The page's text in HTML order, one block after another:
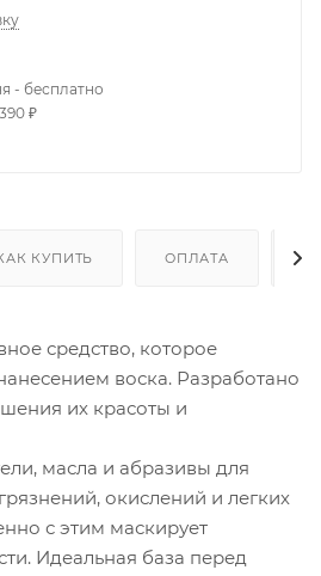
- бесплатно
₽
КУПИТЬ ОПЛАТА
средство, которое
воска. Разработано
их красоты и
масла и абразивы для
окислений и легких
с этим маскирует
Идеальная база перед